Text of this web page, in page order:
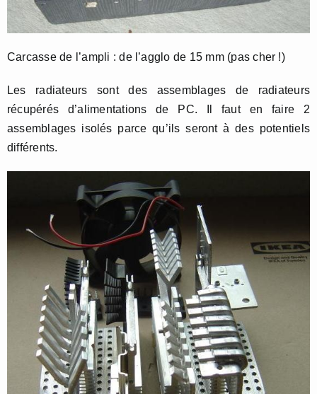
Carcasse de l’ampli : de l’agglo de 15 mm (pas cher !)
Les radiateurs sont des assemblages de radiateurs
récupérés d’alimentations de PC. Il faut en faire 2
assemblages isolés parce qu’ils seront à des potentiels
différents.